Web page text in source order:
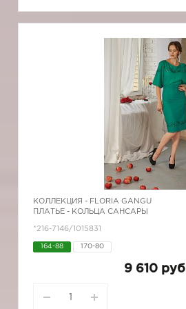
КОЛЛЕКЦИЯ - FLORIA GANGU
ПЛАТЬЕ - КОЛЬЦА САНСАРЫ
*216-7146/1015831
164-88 170-80
9 610 руб